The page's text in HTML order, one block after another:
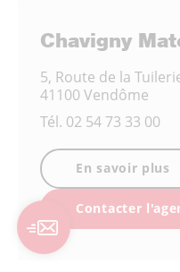
Chavigny
5, Route de la
41100 Vendôme
Tél. 02 54 73 33 00
En savoir plus
Contacter